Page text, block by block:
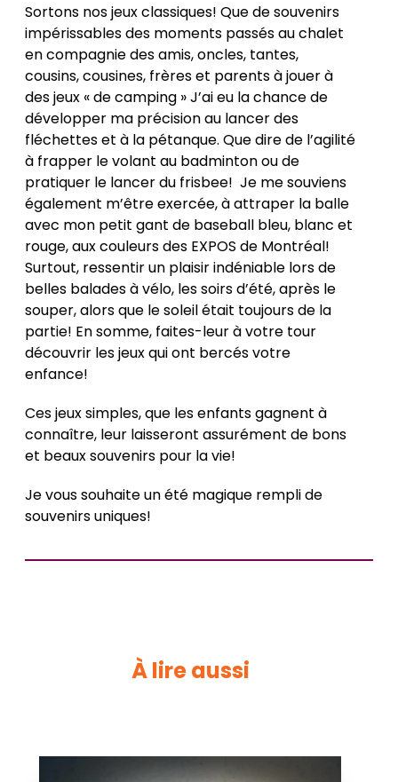
Sortons nos jeux classiques! Que de souvenirs
impérissables des moments passés au chalet
en compagnie des amis, oncles, tantes,
cousins, cousines, frères et parents à jouer à
des jeux « de camping » J’ai eu la chance de
développer ma précision au lancer des
fléchettes et à la pétanque. Que dire de l’agilité
à frapper le volant au badminton ou de
pratiquer le lancer du frisbee! Je me souviens
également m’être exercée, à attraper la balle
avec mon petit gant de baseball bleu, blanc et
rouge, aux couleurs des EXPOS de Montréal!
Surtout, ressentir un plaisir indéniable lors de
belles balades à vélo, les soirs d’été, après le
souper, alors que le soleil était toujours de la
partie! En somme, faites-leur à votre tour
découvrir les jeux qui ont bercés votre
enfance!
Ces jeux simples, que les enfants gagnent à
connaître, leur laisseront assurément de bons
et beaux souvenirs pour la vie!
Je vous souhaite un été magique rempli de
souvenirs uniques!
À lire aussi